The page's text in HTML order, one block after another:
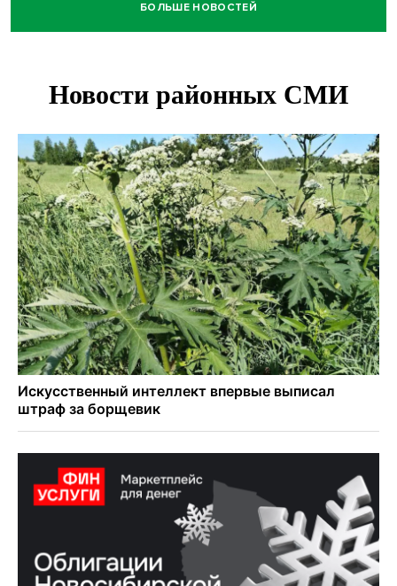
В Новосибирске минздрав объявил бесплатную
В Новосибирске врачи прооперировали 25 тысяч
Знаменитый орангутан Бату отметил юбилей в
новосибирском зоопарке
Новосибирские хирурги спасли сердце восьмиклассницы
с донорским клапаном
БОЛЬШЕ НОВОСТЕЙ